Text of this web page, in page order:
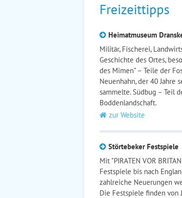
Freizeittipps
Heimatmuseum
Militär, Fischerei,
Geschichte des Ortes,
des Mimen" – Teile der
Neuenhahn, der 40 Jahre
sammelte. Südbug – Teil
Boddenlandschaft.
zur Website
Störtebeker Festspiele
Mit "PIRATEN VOR
Festspiele bis nach
zahlreiche Neuerungen
Die Festspiele finden von